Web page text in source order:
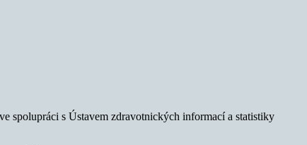
spolupráci s Ústavem zdravotnických informací a statistiky